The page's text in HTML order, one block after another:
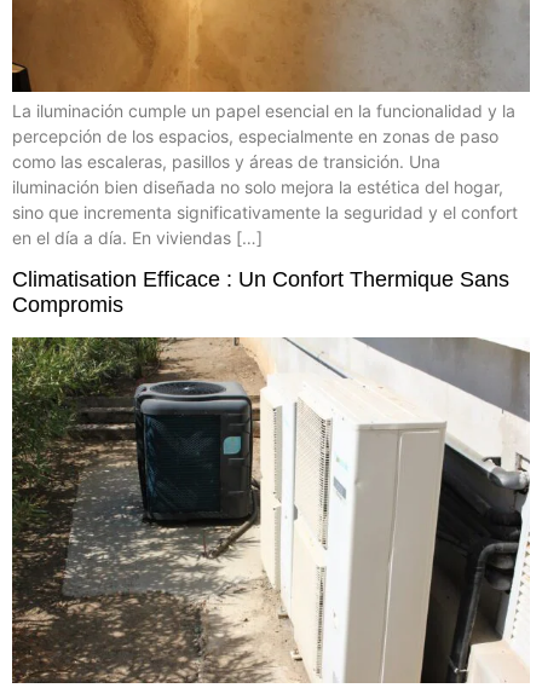
La iluminación cumple un papel esencial en la funcionalidad y la
percepción de los espacios, especialmente en zonas de paso
como las escaleras, pasillos y áreas de transición. Una
iluminación bien diseñada no solo mejora la estética del hogar,
sino que incrementa significativamente la seguridad y el confort
en el día a día. En viviendas […]
Climatisation Efficace : Un Confort Thermique Sans
Compromis